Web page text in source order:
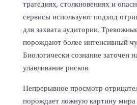
трагедиях, столкновениях и
сервисы используют подход
для захвата аудитории.
порождают более интенсивный
Биологически сознание заточен
улавливание рисков.
Непрерывное просмотр
порождает ложную картину мира